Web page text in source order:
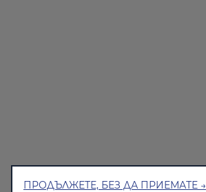
ПРОДЪЛЖЕТЕ, БЕЗ ДА ПРИЕМАТЕ →